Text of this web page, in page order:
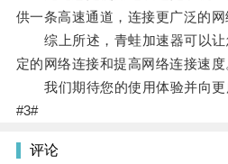
供一条高速通道，连接更广泛的网
综上所述，青蛙加速器可以让
定的网络连接和提高网络连接速度
我们期待您的使用体验并向更
#3#
评论